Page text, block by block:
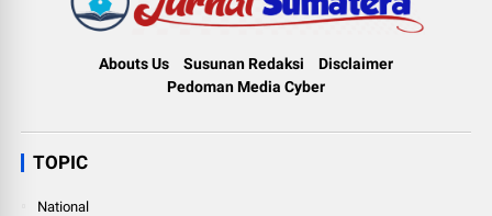
Abouts Us Susunan Redaksi
Disclaimer
Pedoman Media Cyber
TOPIC
National